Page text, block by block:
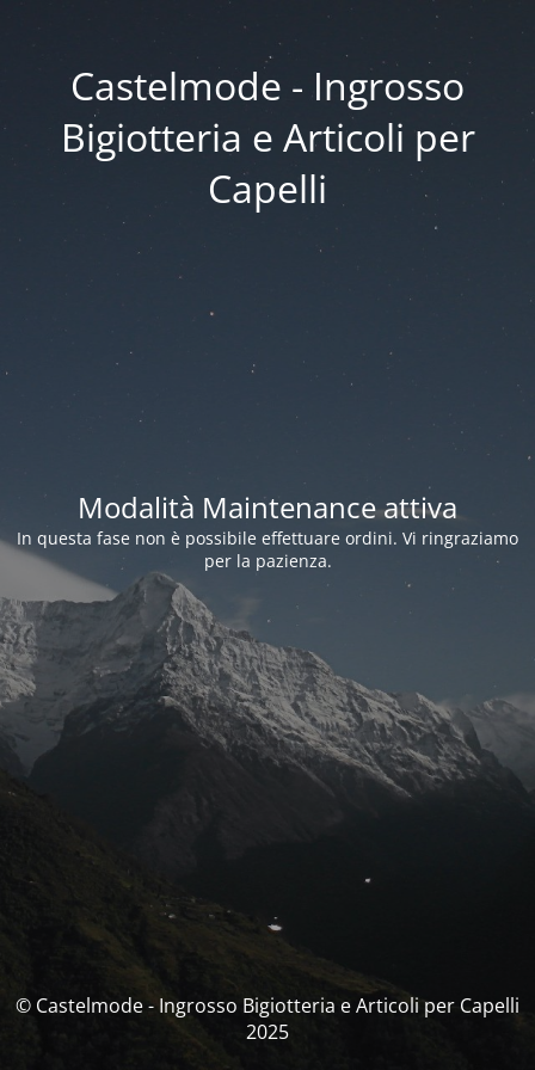
Castelmode - Ingrosso
Bigiotteria e Articoli per
Capelli
Modalità Maintenance attiva
In questa fase non è possibile effettuare ordini. Vi ringraziamo
per la pazienza.
© Castelmode - Ingrosso Bigiotteria e Articoli per Capelli
2025